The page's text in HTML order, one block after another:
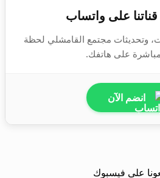
على واتساب
وتحديثات مجتمع القامشلي لحظة
على هاتفك.
انضم الآن